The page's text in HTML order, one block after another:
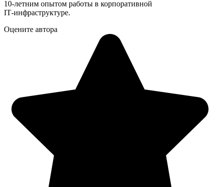
10‑летним опытом работы в корпоративной
IT‑инфраструктуре.
Оцените автора